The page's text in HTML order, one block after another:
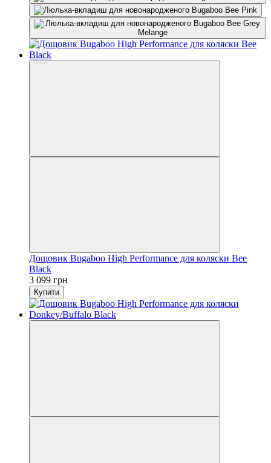
Дощовик Bugaboo High Performance для коляски Bee
Black
3 099 грн
Купити